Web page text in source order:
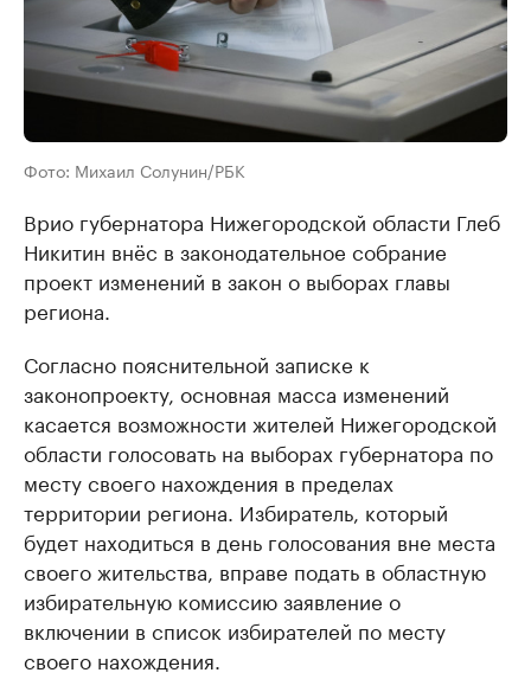
Фото: Михаил Солунин/РБК
Врио губернатора Нижегородской области Глеб
Никитин внёс в законодательное собрание
проект изменений в закон о выборах главы
региона.
Согласно пояснительной записке к
законопроекту, основная масса изменений
касается возможности жителей Нижегородской
области голосовать на выборах губернатора по
месту своего нахождения в пределах
территории региона. Избиратель, который
будет находиться в день голосования вне места
своего жительства, вправе подать в областную
избирательную комиссию заявление о
включении в список избирателей по месту
своего нахождения.